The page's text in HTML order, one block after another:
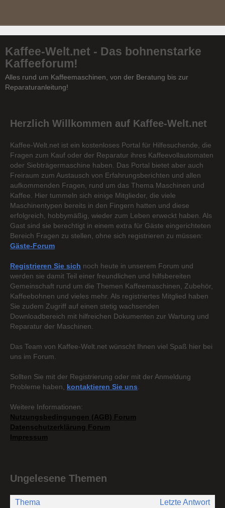
Kaffee-Welt.net - Das bohnenstarke
Kaffeeforum!
Alles rund um Kaffeemaschinen, von der Beratung bis zur
Reparaturanleitung!
Herzlich Willkommen auf Kaffee-Welt.net
Kaffee-Welt.net ist ein kostenloses Portal für Hilfesuchende, die
Fragen zum Kauf oder der Reparatur ihres Kaffeevollautomaten
oder Siebträgermaschine haben. Das Portal bietet aber auch
Freiraum zum Austausch von Erfahrungsberichten und allen
aufkommenden Fragen, rund um das Thema Maschinen und
Kaffee. Hier tummeln sich einige Mitglieder, die viele
Maschinentypen bereits in den Fingern hatten und diese
erfolgreich, hobbymäßig, wieder zum Leben erweckt haben. Als
Gast sind sie berechtigt in einem extra für Gäste eingerichteten
Bereich Fragen zu stellen, ohne sich registrieren zu müssen:
Gäste-Forum
Registrieren Sie sich noch heute in unserem Forum und
werden sie damit Teil einer freundlichen und hilfsbereiten
Gemeinschaft rund um die Themen Kaffeemaschinen, Zubehör,
Kaffeebohnen und vieles mehr. Als registriertes Mitglied haben
Sie zudem Zugriff auf einen stetig wachsenden
Downloadbereich mit hilfreichen Dokumenten zur Wartung und
Reparatur der Maschinen.
Das Team von Kaffee-Welt.net wünscht Ihnen viel Spaß hier bei
uns im Forum.
Sollten Sie mit der Registrierung oder mit der Anmeldung
Probleme haben, kontaktieren Sie uns
Weitere Informationen:
Nutzungsbedingungen (AGB) Forum
Datenschutzerklärung Forum
Impressum
Ungelesene Themen
Thema Letzte Antwort